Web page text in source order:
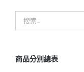
商品分別總表